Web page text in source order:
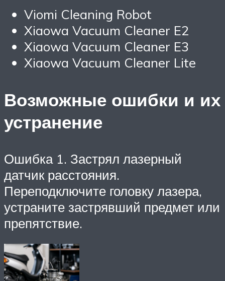
Viomi Cleaning Robot
Xiaowa Vacuum Cleaner E2
Xiaowa Vacuum Cleaner E3
Xiaowa Vacuum Cleaner Lite
Возможные ошибки и их
устранение
Ошибка 1. Застрял лазерный
датчик расстояния.
Переподключите головку лазера,
устраните застрявший предмет или
препятствие.